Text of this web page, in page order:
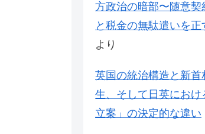
方政治の暗部〜随意契
と税金の無駄遣いを正
より
英国の統治構造と新
生、そして日英にお
立案」の決定的な違い